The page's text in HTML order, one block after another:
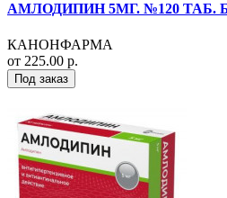
АМЛОДИПИН 5МГ. №120
КАНОНФАРМА
от 225.00 р.
Под заказ